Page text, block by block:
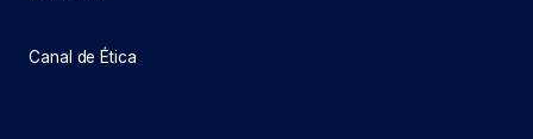
Canal de Ética